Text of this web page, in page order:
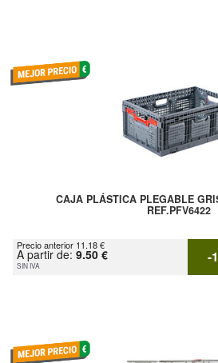
CAJA PLÁSTICA PLEGABLE
REF.PFV6422
Precio anterior 11.18 €
A partir de: 9.50 €
SIN IVA -